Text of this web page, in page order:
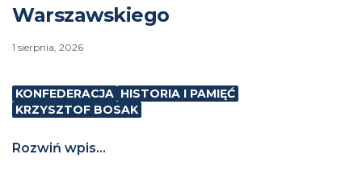
Warszawskiego
1 sierpnia, 2026
KONFEDERACJA HISTORIA I PAMIĘĆ
KRZYSZTOF BOSAK
Rozwiń wpis...